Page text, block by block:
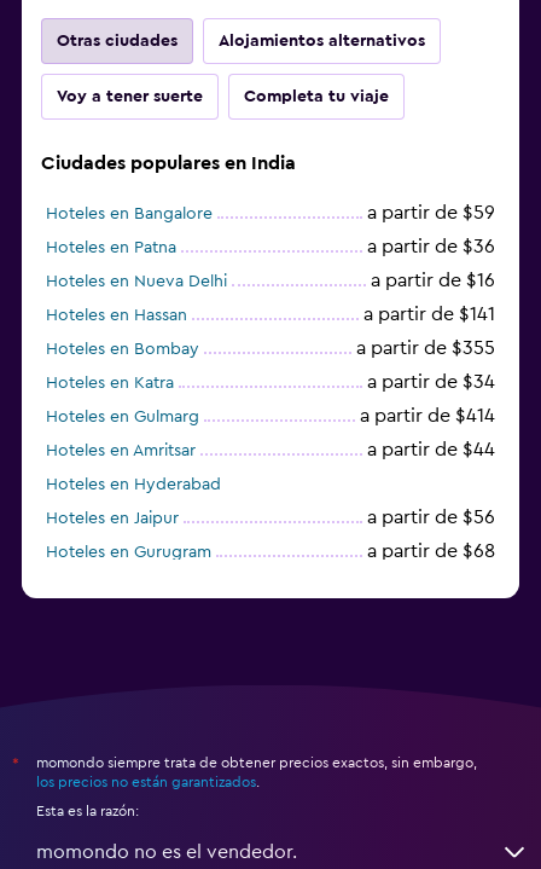
Otras ciudades Alojamientos alternativos
Voy a tener suerte Completa tu viaje
Ciudades populares en India
Hoteles en Bangalore a partir de $59
Hoteles en Patna a partir de $36
Hoteles en Nueva Delhi a partir de $16
Hoteles en Hassan a partir de $141
Hoteles en Bombay a partir de $355
Hoteles en Katra a partir de $34
Hoteles en Gulmarg a partir de $414
Hoteles en Amritsar a partir de $44
Hoteles en Hyderabad
Hoteles en Jaipur
a partir de $56
Hoteles en Gurugram a partir de $68
*
momondo siempre trata de obtener precios exactos, sin embargo,
los precios no están garantizados
Esta es la razón:
momondo no es el vendedor.